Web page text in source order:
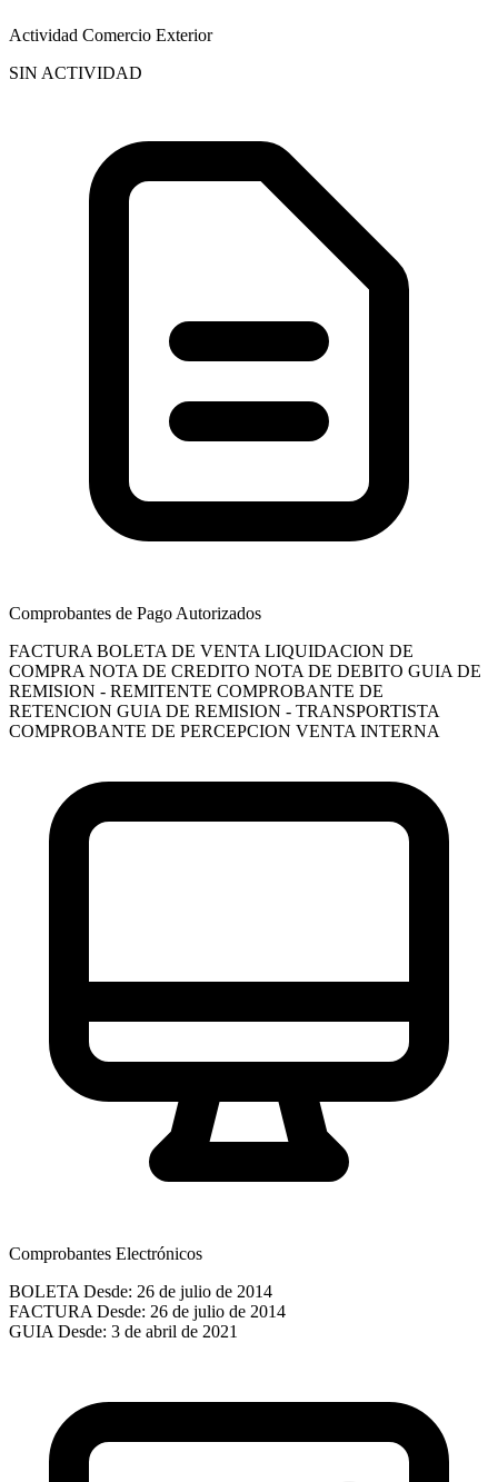
Actividad Comercio Exterior
SIN ACTIVIDAD
Comprobantes de Pago Autorizados
FACTURA BOLETA DE VENTA LIQUIDACION DE
COMPRA NOTA DE CREDITO NOTA DE DEBITO GUIA DE
REMISION - REMITENTE COMPROBANTE DE
RETENCION GUIA DE REMISION - TRANSPORTISTA
COMPROBANTE DE PERCEPCION VENTA INTERNA
Comprobantes Electrónicos
BOLETA Desde: 26 de julio de 2014
FACTURA Desde: 26 de julio de 2014
GUIA Desde: 3 de abril de 2021